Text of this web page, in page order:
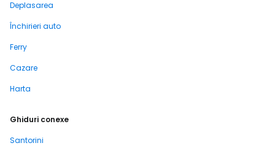
Deplasarea
Închirieri auto
Ferry
Cazare
Harta
Ghiduri conexe
Santorini